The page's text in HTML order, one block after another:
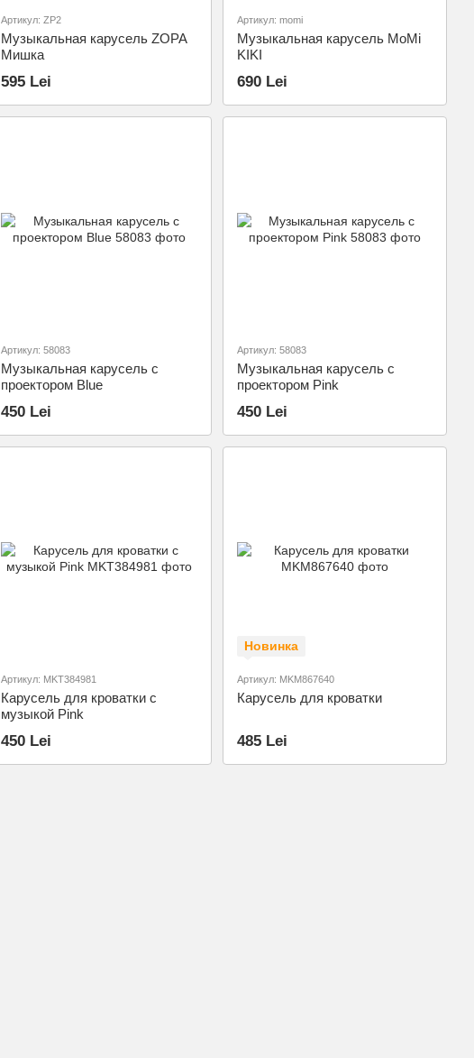
Артикул: ZP2
Музыкальная карусель ZOPA
Мишка
595 Lei
Артикул: momi
Музыкальная карусель MoMi
KIKI
690 Lei
Артикул: 58083
Музыкальная карусель с
проектором Blue
450 Lei
Артикул: 58083
Музыкальная карусель с
проектором Pink
450 Lei
Артикул: MKT384981
Карусель для кроватки с
музыкой Pink
450 Lei
Новинка
Артикул: MKM867640
Карусель для кроватки
485 Lei